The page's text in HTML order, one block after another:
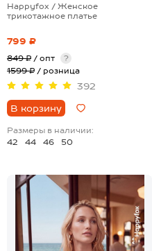
Happyfox / Женское
трикотажное платье
799 ₽
849 ₽ / опт
?
1599 ₽ / розница
392
В корзину
Размеры в наличии:
42
44 46 50